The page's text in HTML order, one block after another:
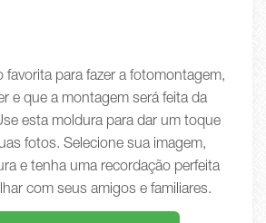
favorita para fazer a fotomontagem,
e que a montagem será feita da
esta moldura para dar um toque
fotos. Selecione sua imagem,
e tenha uma recordação perfeita
com seus amigos e familiares.